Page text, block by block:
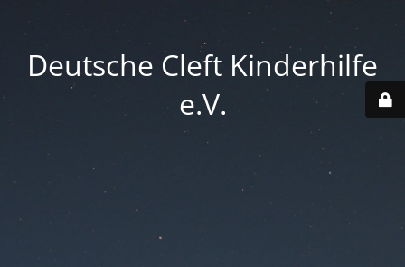
Deutsche Cleft Kinderhilfe
e.V.